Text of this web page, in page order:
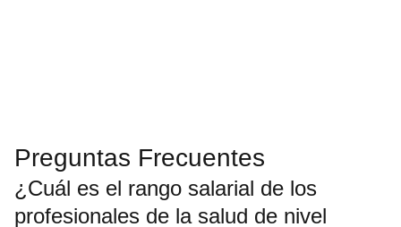
Preguntas Frecuentes
¿Cuál es el rango salarial de los
profesionales de la salud de nivel